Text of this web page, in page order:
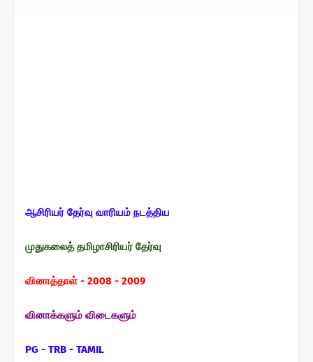
ஆசிரியர் தேர்வு வாரியம் நடத்திய
முதுகலைத் தமிழாசிரியர் தேர்வு
வினாத்தாள் - 2008 - 2009
வினாக்களும் விடைகளும்
PG - TRB - TAMIL